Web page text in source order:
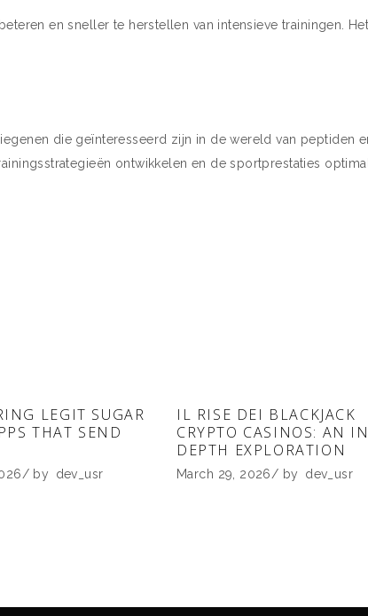
en sneller te herstellen van intensieve trainingen.
die geïnteresseerd zijn in de wereld van peptiden
ontwikkelen en de sportprestaties
LEGIT SUGAR
THAT SEND
by dev_usr
IL RISE DEI BLACKJACK
CRYPTO CASINOS: AN
DEPTH EXPLORATION
March 29, 2026 by dev_usr